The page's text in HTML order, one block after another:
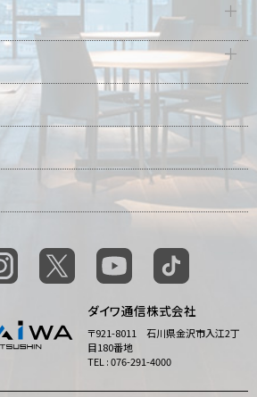
ダイワ通信株式会社
〒921-8011 石川県金沢市入江2丁
目180番地
TEL : 076-291-4000